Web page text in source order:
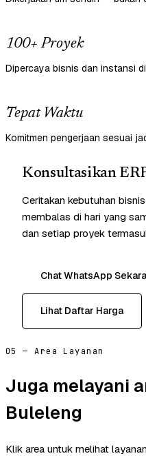
100+ Proyek
Dipercaya bisnis dan instansi
Tepat Waktu
Komitmen pengerjaan sesuai
Konsultasikan
Ceritakan kebutuhan
membalas di hari yang
dan setiap proyek
Chat WhatsApp
Lihat Daftar Harga
05 — Area Layanan
Juga melayani
Buleleng
Klik area untuk melihat